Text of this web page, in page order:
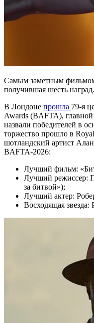
Самым заметным фильмом
получившая шесть наград.
В Лондоне прошла 79-я
Awards (BAFTA),
назвали победителей в
торжество прошло в
шотландский артист
BAFTA-2026:
Лучший фильм:
Лучший режиссер:
за битвой»);
Лучший актер:
Восходящая